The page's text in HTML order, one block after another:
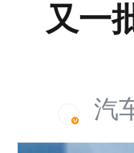
又一
汽